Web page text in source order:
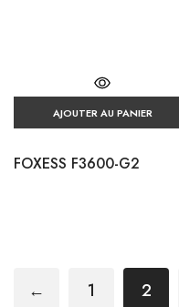
AJOUTER AU PANIER
FOXESS F3600-G2
← 1 2